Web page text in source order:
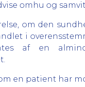
omhu og
om den
i
af en
en patient har